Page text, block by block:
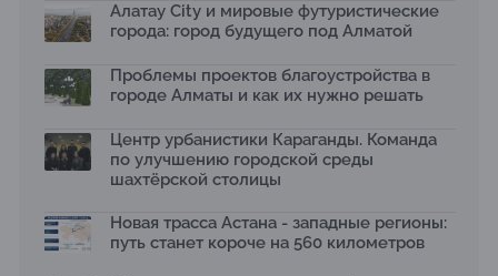
Алатау City и мировые футуристические
города: город будущего под Алматой
Проблемы проектов благоустройства в
городе Алматы и как их нужно решать
Центр урбанистики Караганды. Команда
по улучшению городской среды
шахтёрской столицы
Новая трасса Астана - западные регионы:
путь станет короче на 560 километров